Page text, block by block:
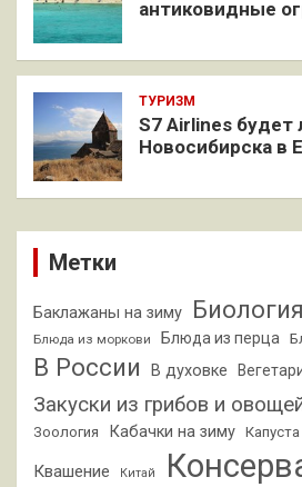
антиковидные
ТУРИЗМ
S7 Airlines будет
Новосибирска в
Метки
Баклажаны на зиму Биология
Блюда из моркови Блюда из перца
В России В духовке
Закуски из грибов и
Зоология Кабачки на зиму
Квашение Китай